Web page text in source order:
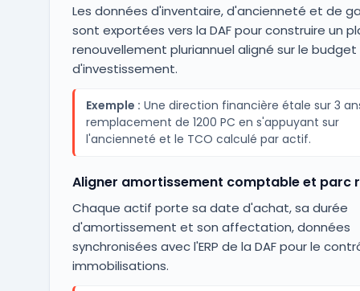
Les données d'inventaire, d'ancienneté et de
sont exportées vers la DAF pour construire un
renouvellement pluriannuel aligné sur le budget
d'investissement.
Exemple : Une direction financière étale sur 3
remplacement de 1200 PC en s'appuyant sur
l'ancienneté et le TCO calculé par actif.
Aligner amortissement comptable et parc
Chaque actif porte sa date d'achat, sa durée
d'amortissement et son affectation, données
synchronisées avec l'ERP de la DAF pour le
immobilisations.